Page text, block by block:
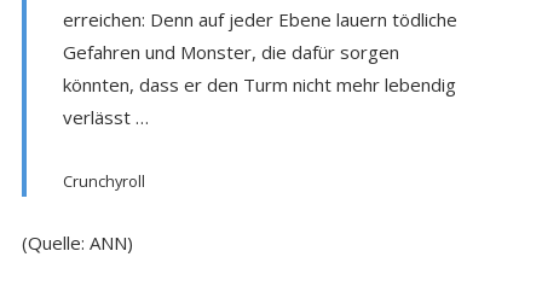
erreichen: Denn auf jeder Ebene lauern tödliche
Gefahren und Monster, die dafür sorgen
könnten, dass er den Turm nicht mehr lebendig
verlässt …
Crunchyroll
(Quelle: ANN)